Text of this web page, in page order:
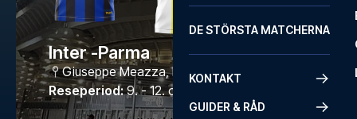
DE STÖRSTA MATCHERNA
KONTAKT
GUIDER & RÅD
Inter -Parma
Giuseppe Meazza,Milano
Reseperiod: 9. - 12. okt. 2026